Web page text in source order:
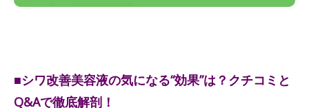
■シワ改善美容液の気になる“効果”は？クチコミと
Q&Aで徹底解剖！